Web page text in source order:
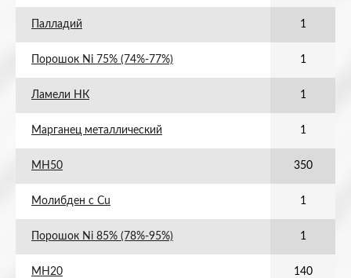
Палладий 1
Порошок Ni 75% (74%-77%) 1
Ламели НК 1
Марганец металлический 1
МН50 350
Молибден с Cu 1
Порошок Ni 85% (78%-95%) 1
МН20 140